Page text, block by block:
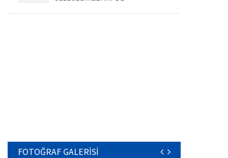
FOTOĞRAF GALERİSİ